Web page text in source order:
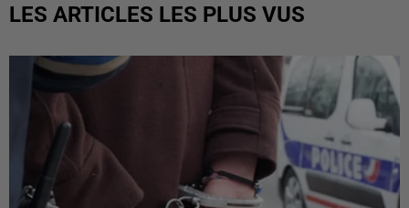
LES ARTICLES LES PLUS VUS